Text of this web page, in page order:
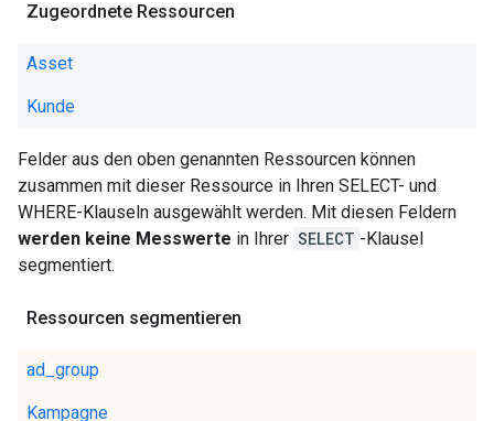
Zugeordnete Ressourcen
Asset
Kunde
Felder aus den oben genannten Ressourcen können
zusammen mit dieser Ressource in Ihren SELECT- und
WHERE-Klauseln ausgewählt werden. Mit diesen Feldern
werden keine Messwerte in Ihrer SELECT -Klausel
segmentiert.
Ressourcen segmentieren
ad_group
Kampagne